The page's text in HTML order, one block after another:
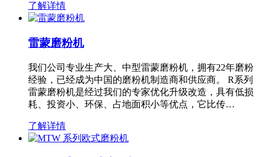
了解详情
雷蒙磨粉机
我们公司专业生产大、中型雷蒙磨粉机，拥有22年磨粉
经验，已经成为中国的磨粉机制造商和供应商。 R系列
雷蒙磨粉机是经过我们的专家优化升级改造，具有低损
耗、投资小、环保、占地面积小等优点，它比传…
了解详情